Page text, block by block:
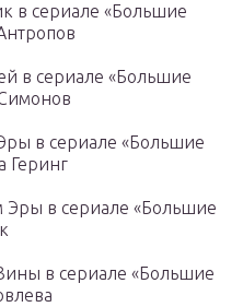
в сериале «Большие
в сериале «Большие
в сериале «Большие
Геринг
Эры в сериале «Большие
в сериале «Большие